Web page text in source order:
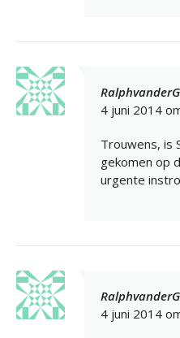
4 juni 2014
Trouwens, is
gekomen op
urgente
4 juni 2014